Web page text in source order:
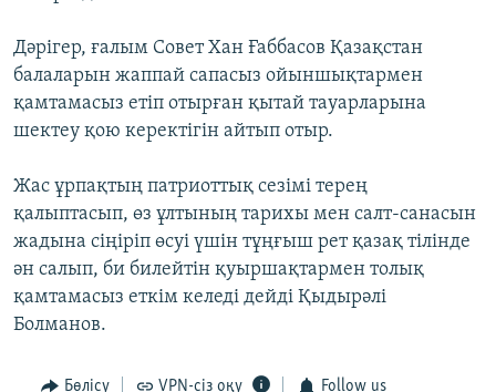
Дәрігер, ғалым Совет Хан Ғаббасов Қазақстан
балаларын жаппай сапасыз ойыншықтармен
қамтамасыз етіп отырған қытай тауарларына
шектеу қою керектігін айтып отыр.
Жас ұрпақтың патриоттық сезімі терең
қалыптасып, өз ұлтының тарихы мен салт-санасын
жадына сіңіріп өсуі үшін тұңғыш рет қазақ тілінде
ән салып, би билейтін қуыршақтармен толық
қамтамасыз еткім келеді дейді Қыдырәлі
Болманов.
Бөлісу VPN-сіз оқу Follow us